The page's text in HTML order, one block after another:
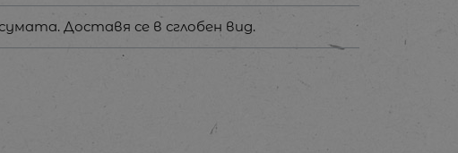
Доставя се в сглобен вид.